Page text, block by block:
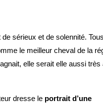
sérieux et de solennité.
le meilleur cheval de la
elle serait elle aussi
dresse le portrait d’une